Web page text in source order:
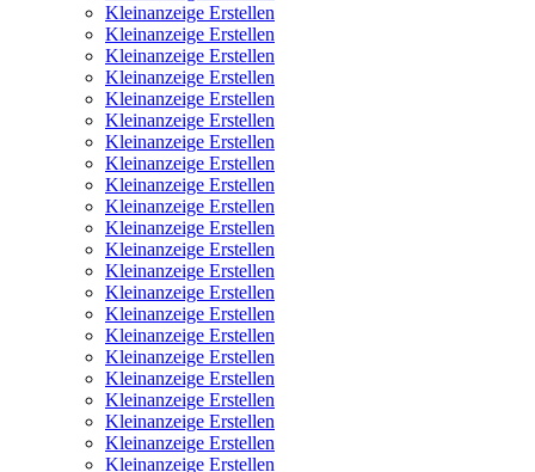
Kleinanzeige Erstellen
Kleinanzeige Erstellen
Kleinanzeige Erstellen
Kleinanzeige Erstellen
Kleinanzeige Erstellen
Kleinanzeige Erstellen
Kleinanzeige Erstellen
Kleinanzeige Erstellen
Kleinanzeige Erstellen
Kleinanzeige Erstellen
Kleinanzeige Erstellen
Kleinanzeige Erstellen
Kleinanzeige Erstellen
Kleinanzeige Erstellen
Kleinanzeige Erstellen
Kleinanzeige Erstellen
Kleinanzeige Erstellen
Kleinanzeige Erstellen
Kleinanzeige Erstellen
Kleinanzeige Erstellen
Kleinanzeige Erstellen
Kleinanzeige Erstellen